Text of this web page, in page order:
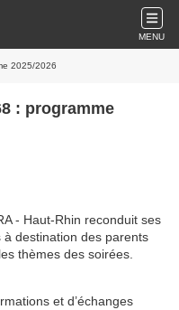
MENU
2025/2026
: programme
- Haut-Rhin reconduit ses
à destination des parents
thèmes des soirées.
et d’échanges